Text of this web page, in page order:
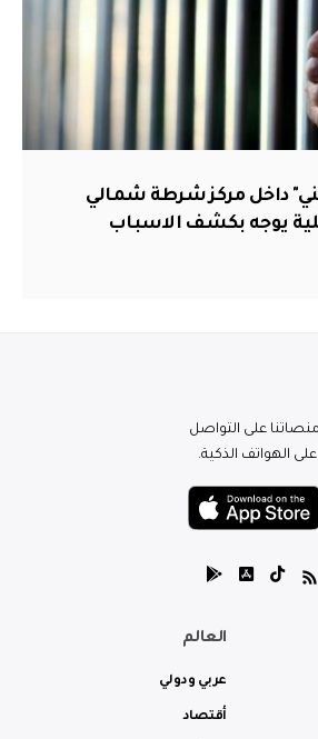
داخل مركز شرطة شمالي
يوجه بكشف الاسباب
على التواصل
الهواتف الذكية.
العالم
عربي ودولي
أقتصاد